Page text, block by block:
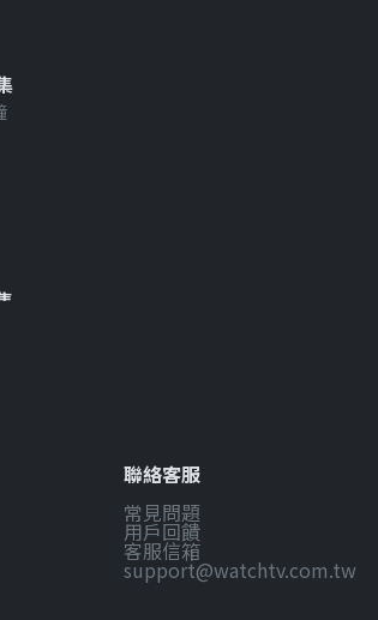
聯絡客服
常見問題
用戶回饋
客服信箱
support@watchtv.com.tw